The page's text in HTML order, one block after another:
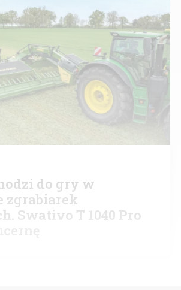
do gry w
zgrabiarek
Swativo T 1040 Pro